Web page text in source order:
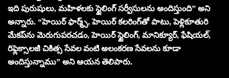
ఇది పురుషులు, మహిళల‌కు స్టైలింగ్ స‌ర్వీసుల‌ను అందిస్తుంది” అని
అన్నారు. “హెయిర్ ఫార్మ్స్, హెయిర్ కలరింగ్‌తో పాటు, పెళ్లికూతురి
మేకప్‌ను మెరుగుపరచడం, హెయిర్ స్టైలింగ్, మానిక్యూర్, ఫేషియల్,
రిఫ్లెక్సాలజీ చికిత్స సేవల వంటి అలంకరణ సేవలను కూడా
అందిస్తున్నాము” అని ఆయన తెలిపారు.